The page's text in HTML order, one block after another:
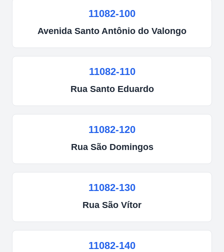
11082-100
Avenida Santo Antônio do Valongo
11082-110
Rua Santo Eduardo
11082-120
Rua São Domingos
11082-130
Rua São Vítor
11082-140